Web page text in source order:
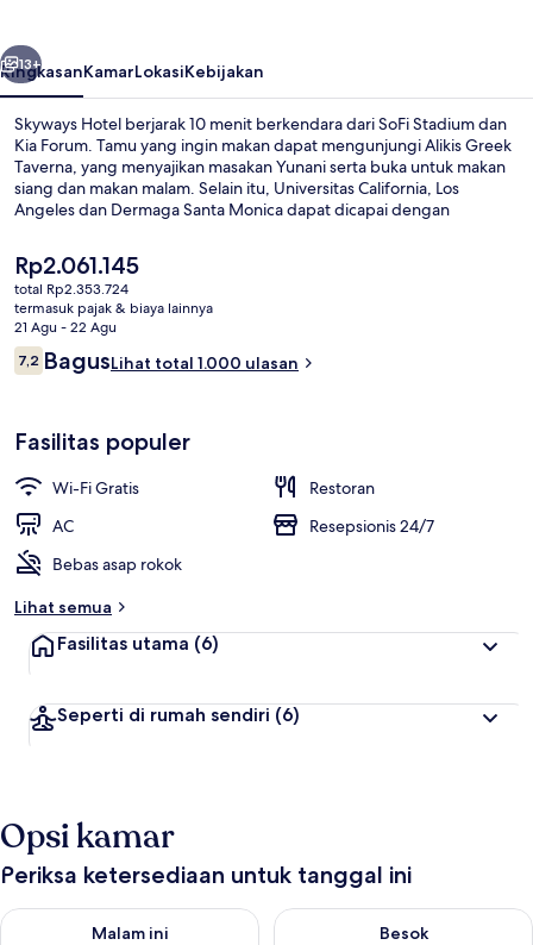
Berikutnya
13+
RingkasanKamarLokasiKebijakan
Skyways Hotel berjarak 10 menit berkendara dari SoFi Stadium dan
Kia Forum. Tamu yang ingin makan dapat mengunjungi Alikis Greek
Taverna, yang menyajikan masakan Yunani serta buka untuk makan
siang dan makan malam. Selain itu, Universitas California, Los
Angeles dan Dermaga Santa Monica dapat dicapai dengan
dengan transportasi umum: LAX/Pusat Transit Metro berjarak just 10
menit jalan kaki.
Harga
saat
ini
Rp2.061.145
Rp2.061.145
total Rp2.353.724
termasuk pajak & biaya lainnya
21 Agu - 22 Agu
Ulasan
7,27,2 dari 10
BagusLihat total 1.000 ulasan
Fasilitas populer
Wi-Fi Gratis
Restoran
AC
Resepsionis 24/7
Bebas asap rokok
Lihat semua
Fasilitas utama (6)
Seperti di rumah sendiri (6)
Opsi kamar
Periksa ketersediaan untuk tanggal ini
Malam ini
Periksa ketersediaan untuk malam ini Agu 8 - Agu 9
Besok
Periksa ketersediaan untuk